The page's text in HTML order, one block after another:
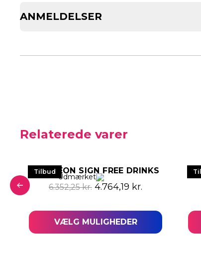
ANMELDELSER
Relaterede varer
pris var: 4.969,77 kr..
aktuelle pris er: 3.727,34 kr..
Tilbud
LED NEON SIGN FREE DRINKS
Udmærket
6.352,25kr. Den oprindelige pris
4.764,19 kr. Den aktuelle
VÆLG MULIGHEDER